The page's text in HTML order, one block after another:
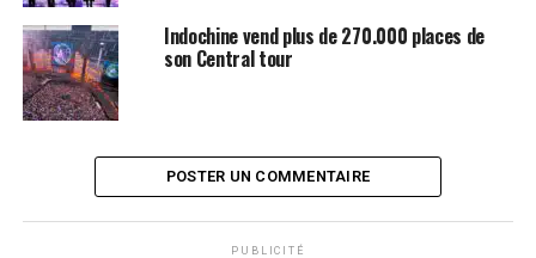
Indochine vend plus de 270.000 places de
son Central tour
POSTER UN COMMENTAIRE
PUBLICITÉ